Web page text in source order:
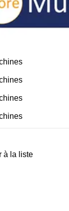
à la liste